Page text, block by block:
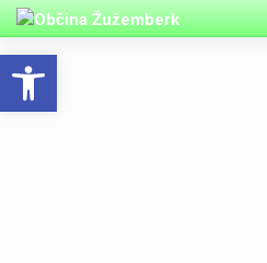
Open toolbar
Skip
content